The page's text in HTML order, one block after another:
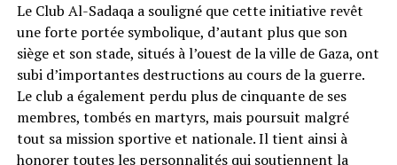
Le Club Al-Sadaqa a souligné que cette initiative revêt
une forte portée symbolique, d’autant plus que son
siège et son stade, situés à l’ouest de la ville de Gaza, ont
subi d’importantes destructions au cours de la guerre.
Le club a également perdu plus de cinquante de ses
membres, tombés en martyrs, mais poursuit malgré
tout sa mission sportive et nationale. Il tient ainsi à
honorer toutes les personnalités qui soutiennent la